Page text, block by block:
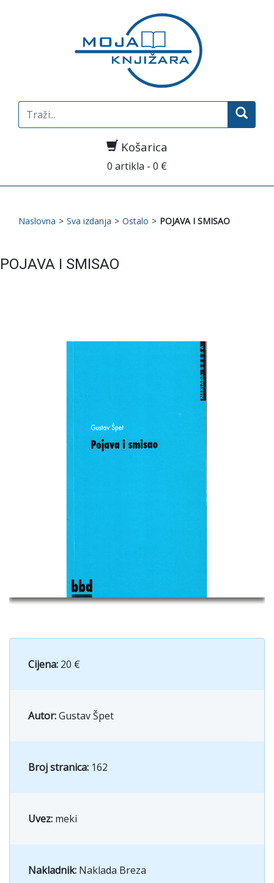
Search
for:
Košarica
0 artikla - 0 €
Naslovna > Sva izdanja > Ostalo > POJAVA I SMISAO
POJAVA I SMISAO
Cijena: 20 €
Autor:Gustav Špet
Broj stranica: 162
Uvez: meki
Nakladnik: Naklada Breza